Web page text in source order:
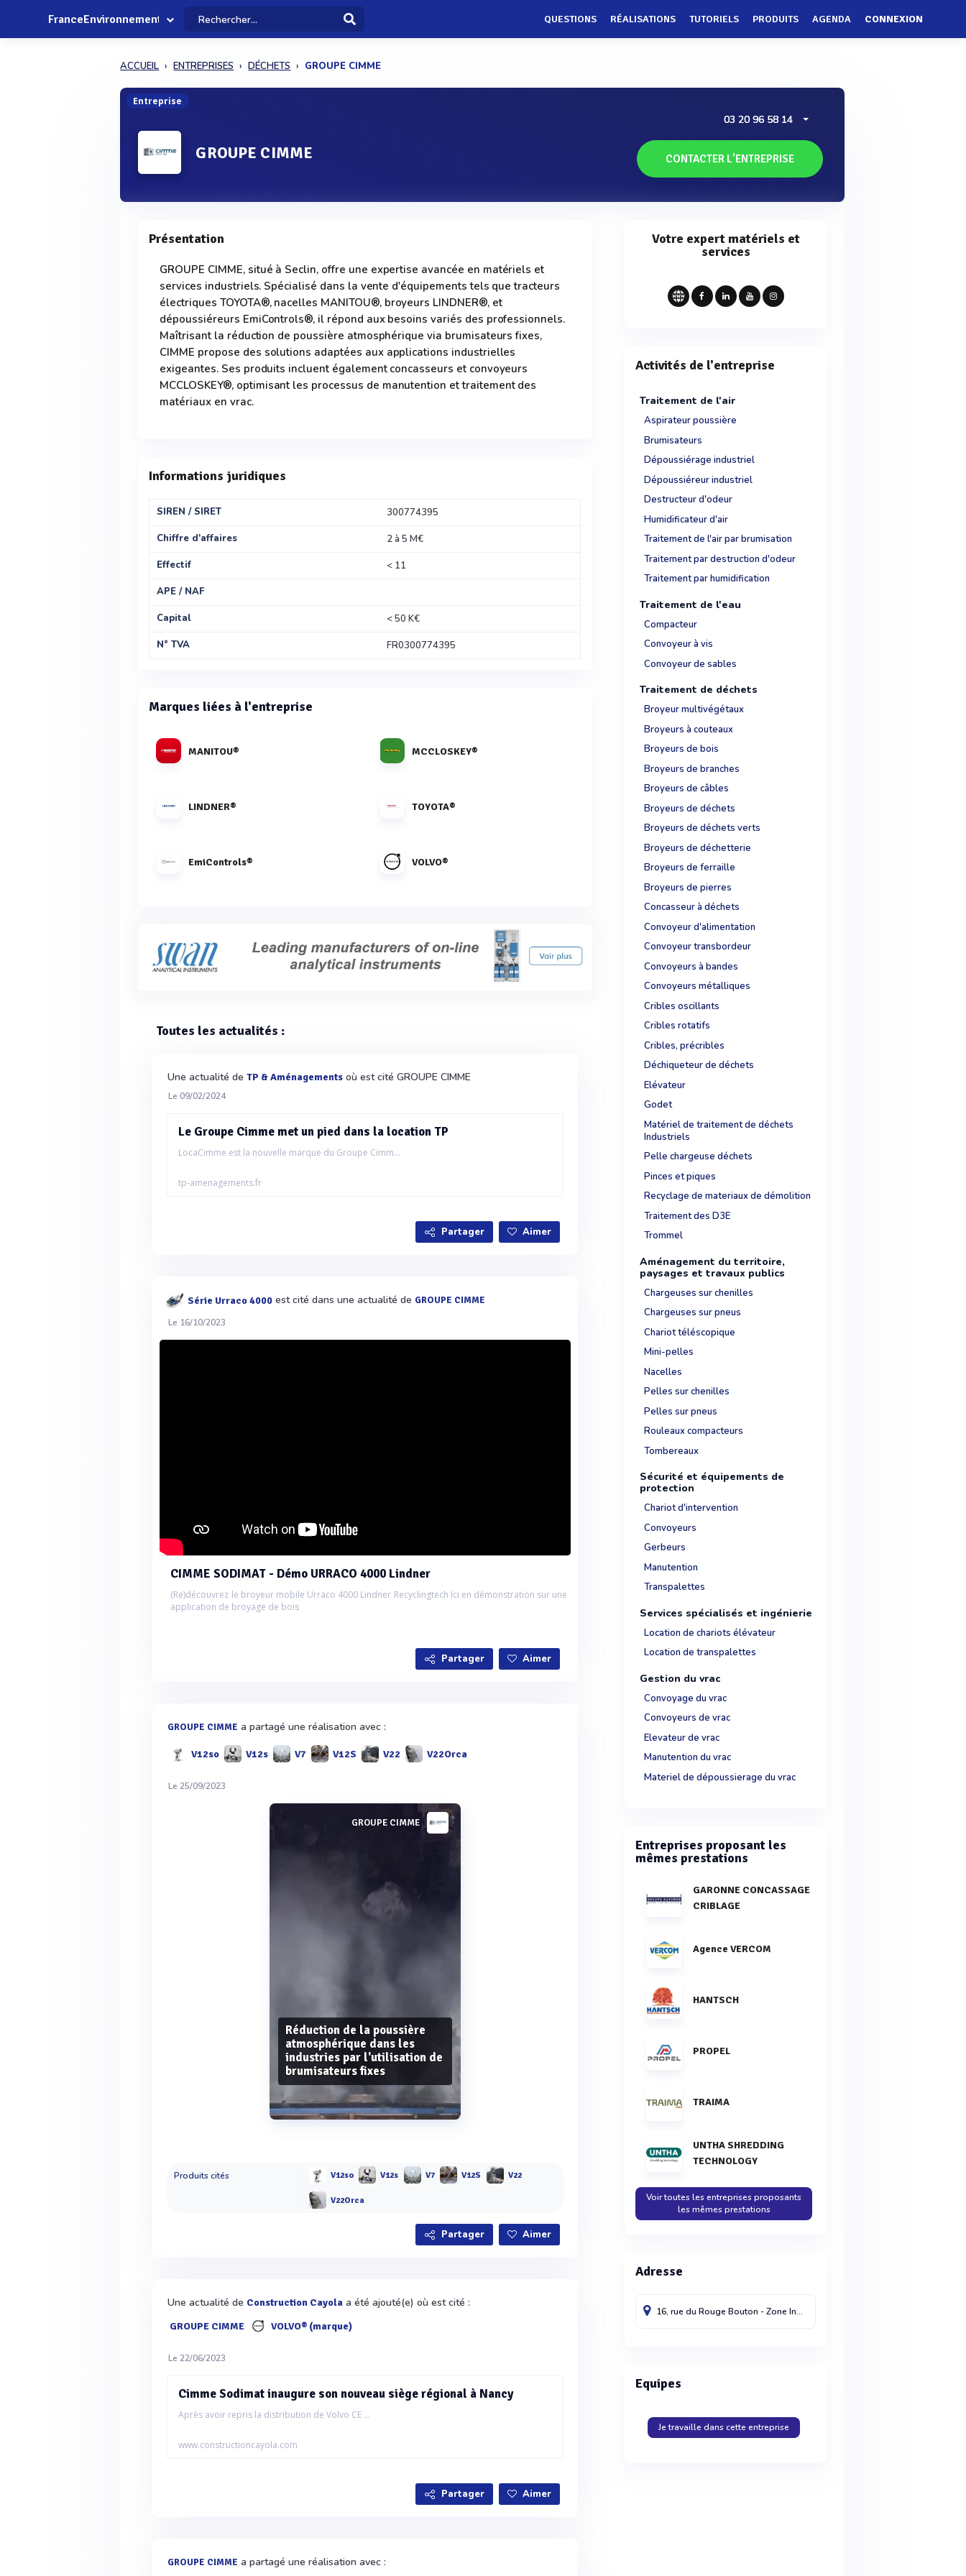
FranceEnvironnement QUESTIONS RÉALISATIONS TUTORIELS PRODUITS AGENDA CONNEXION
ACCUEIL ENTREPRISES DÉCHETS GROUPE CIMME
Entreprise
GROUPE CIMME
03 20 96 58 14
CONTACTER L'ENTREPRISE
Présentation
GROUPE CIMME, situé à Seclin, offre une expertise avancée en matériels et
services industriels. Spécialisé dans la vente d'équipements tels que tracteurs
électriques TOYOTA®, nacelles MANITOU®, broyeurs LINDNER®, et
dépoussiéreurs EmiControls®, il répond aux besoins variés des professionnels.
Maîtrisant la réduction de poussière atmosphérique via brumisateurs fixes,
CIMME propose des solutions adaptées aux applications industrielles
exigeantes. Ses produits incluent également concasseurs et convoyeurs
MCCLOSKEY®, optimisant les processus de manutention et traitement des
matériaux en vrac.
Informations juridiques
SIREN / SIRET
300774395
Chiffre d'affaires
2 à 5 M€
Effectif
< 11
APE / NAF
Capital
< 50 K€
N° TVA
FR0300774395
Marques liées à l'entreprise
MANITOU® MCCLOSKEY®
LINDNER® TOYOTA®
EmiControls® VOLVO®
Toutes les actualités :
Une actualité deTP & Aménagements où est cité GROUPE CIMME
Le 09/02/2024
Le Groupe Cimme met un pied dans la location TP
LocaCimme est la nouvelle marque du Groupe Cimm...
tp-amenagements.fr
Partager Aimer
Série Urraco 4000 est cité dans une actualité de GROUPE CIMME
Le 16/10/2023
CIMME SODIMAT - Démo URRACO 4000 Lindner
(Re)découvrez le broyeur mobile Urraco 4000 Lindner Recyclingtech Ici en démonstration sur une
application de broyage de bois
Partager Aimer
GROUPE CIMME a partagé une réalisation avec :
V12so V12s V7 V12S V22 V22Orca
Le 25/09/2023
GROUPE CIMME
Réduction de la poussière
atmosphérique dans les
industries par l'utilisation de
brumisateurs fixes
Voir plus
Produits cités V12so V12s V7 V12S V22
V22Orca
Partager Aimer
Une actualité de Construction Cayola a été ajouté(e) où est cité :
GROUPE CIMME VOLVO® (marque)
Le 22/06/2023
Cimme Sodimat inaugure son nouveau siège régional à Nancy
Après avoir repris la distribution de Volvo CE ...
www.constructioncayola.com
Partager Aimer
GROUPE CIMME a partagé une réalisation avec :
Votre expert matériels et
services
Activités de l'entreprise
Traitement de l'air
Aspirateur poussière
Brumisateurs
Dépoussiérage industriel
Dépoussiéreur industriel
Destructeur d'odeur
Humidificateur d'air
Traitement de l'air par brumisation
Traitement par destruction d'odeur
Traitement par humidification
Traitement de l'eau
Compacteur
Convoyeur à vis
Convoyeur de sables
Traitement de déchets
Broyeur multivégétaux
Broyeurs à couteaux
Broyeurs de bois
Broyeurs de branches
Broyeurs de câbles
Broyeurs de déchets
Broyeurs de déchets verts
Broyeurs de déchetterie
Broyeurs de ferraille
Broyeurs de pierres
Concasseur à déchets
Convoyeur d'alimentation
Convoyeur transbordeur
Convoyeurs à bandes
Convoyeurs métalliques
Cribles oscillants
Cribles rotatifs
Cribles, précribles
Déchiqueteur de déchets
Elévateur
Godet
Matériel de traitement de déchets
Industriels
Pelle chargeuse déchets
Pinces et piques
Recyclage de materiaux de démolition
Traitement des D3E
Trommel
Aménagement du territoire,
paysages et travaux publics
Chargeuses sur chenilles
Chargeuses sur pneus
Chariot téléscopique
Mini-pelles
Nacelles
Pelles sur chenilles
Pelles sur pneus
Rouleaux compacteurs
Tombereaux
Sécurité et équipements de
protection
Chariot d'intervention
Convoyeurs
Gerbeurs
Manutention
Transpalettes
Services spécialisés et ingénierie
Location de chariots élévateur
Location de transpalettes
Gestion du vrac
Convoyage du vrac
Convoyeurs de vrac
Elevateur de vrac
Manutention du vrac
Materiel de dépoussierage du vrac
Entreprises proposant les
mêmes prestations
GARONNE CONCASSAGE
CRIBLAGE
Agence VERCOM
HANTSCH
PROPEL
TRAIMA
UNTHA SHREDDING
TECHNOLOGY
Voir toutes les entreprises proposants
les mêmes prestations
Adresse
16, rue du Rouge Bouton - Zone Industrielle B
Equipes
Je travaille dans cette entreprise